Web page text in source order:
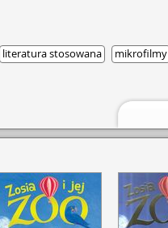
literatura stosowana
mikrofilmy